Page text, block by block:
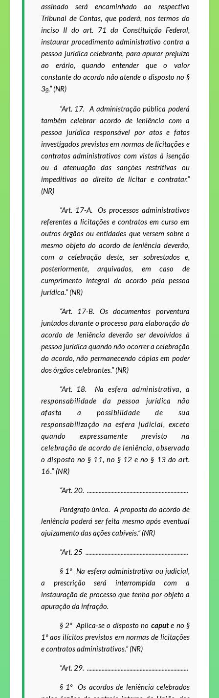
assinado será encaminhado ao respectivo
Tribunal de Contas, que poderá, nos termos do
inciso II do art. 71 da Constituição Federal,
instaurar procedimento administrativo contra a
pessoa jurídica celebrante, para apurar prejuízo
ao erário, quando entender que o valor
constante do acordo não atende o disposto no §
3o.” (NR)
“Art. 17. A administração pública poderá
também celebrar acordo de leniência com a
pessoa jurídica responsável por atos e fatos
investigados previstos em normas de licitações e
contratos administrativos com vistas à isenção
ou à atenuação das sanções restritivas ou
impeditivas ao direito de licitar e contratar.”
(NR)
“Art. 17-A. Os processos administrativos
referentes a licitações e contratos em curso em
outros órgãos ou entidades que versem sobre o
mesmo objeto do acordo de leniência deverão,
com a celebração deste, ser sobrestados e,
posteriormente, arquivados, em caso de
cumprimento integral do acordo pela pessoa
jurídica.” (NR)
“Art. 17-B. Os documentos porventura
juntados durante o processo para elaboração do
acordo de leniência deverão ser devolvidos à
pessoa jurídica quando não ocorrer a celebração
do acordo, não permanecendo cópias em poder
dos órgãos celebrantes.” (NR)
“Art. 18. Na esfera administrativa, a
responsabilidade da pessoa jurídica não
afasta a possibilidade de sua
responsabilização na esfera judicial, exceto
quando expressamente previsto na
celebração de acordo de leniência, observado
o disposto no § 11, no § 12 e no § 13 do art.
16.” (NR)
“Art. 20. .....................................................................
Parágrafo único. A proposta do acordo de
leniência poderá ser feita mesmo após eventual
ajuizamento das ações cabíveis.” (NR)
“Art. 25 ......................................................................
§ 1ºNa esfera administrativa ou judicial,
a prescrição será interrompida com a
instauração de processo que tenha por objeto a
apuração da infração.
§ 2ºAplica-se o disposto no capute no §
1ºaos ilícitos previstos em normas de licitações
e contratos administrativos.” (NR)
“Art. 29. .....................................................................
§ 1º Os acordos de leniência celebrados